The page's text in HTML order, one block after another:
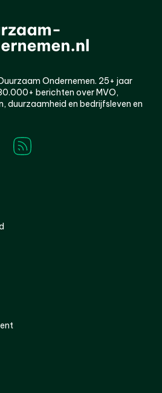
Ondernemen. 25+ jaar
berichten over MVO,
duurzaamheid en bedrijfsleven en